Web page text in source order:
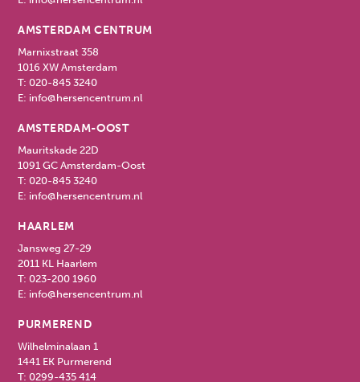
AMSTERDAM CENTRUM
Marnixstraat 358
1016 XW Amsterdam
T:020-845 3240
E: info@hersencentrum.nl
AMSTERDAM-OOST
Mauritskade 22D
1091 GC Amsterdam-Oost
T:020-845 3240
E: info@hersencentrum.nl
HAARLEM
Jansweg 27-29
2011 KL Haarlem
T:023-200 1960
E: info@hersencentrum.nl
PURMEREND
Wilhelminalaan 1
1441 EK Purmerend
T:0299-435 414